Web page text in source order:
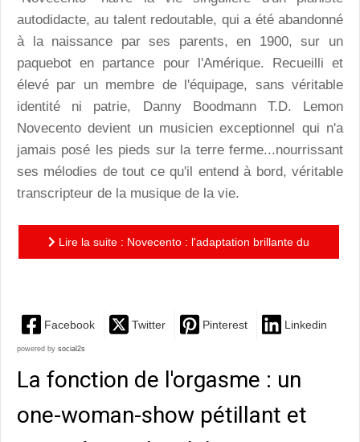
autodidacte, au talent redoutable, qui a été abandonné
à la naissance par ses parents, en 1900, sur un
paquebot en partance pour l'Amérique. Recueilli et
élevé par un membre de l'équipage, sans véritable
identité ni patrie, Danny Boodmann T.D. Lemon
Novecento devient un musicien exceptionnel qui n'a
jamais posé les pieds sur la terre ferme...nourrissant
ses mélodies de tout ce qu'il entend à bord, véritable
transcripteur de la musique de la vie.
Lire la suite : Novecento : l'adaptation brillante du
Facebook Twitter Pinterest Linkedin
powered by social2s
La fonction de l'orgasme : un
one-woman-show pétillant et